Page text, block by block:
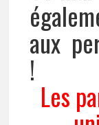
aux
!
Les